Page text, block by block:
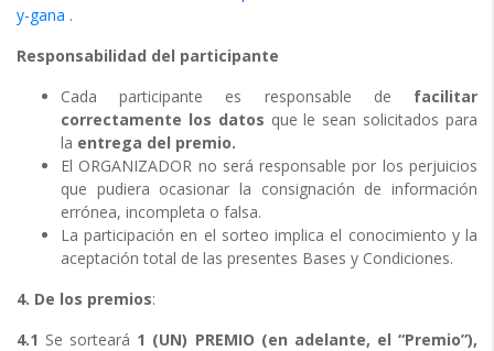
y-gana .
Responsabilidad del participante
Cada participante es responsable de facilitar
correctamente los datos que le sean solicitados para
la entrega del premio.
El ORGANIZADOR no será responsable por los perjuicios
que pudiera ocasionar la consignación de información
errónea, incompleta o falsa.
La participación en el sorteo implica el conocimiento y la
aceptación total de las presentes Bases y Condiciones.
4. De los premios:
4.1 Se sorteará 1 (UN) PREMIO (en adelante, el “Premio”),